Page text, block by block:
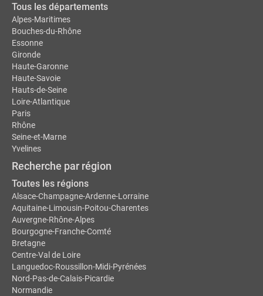
Tous les départements
Alpes-Maritimes
Bouches-du-Rhône
Essonne
Gironde
Haute-Garonne
Haute-Savoie
Hauts-de-Seine
Loire-Atlantique
Paris
Rhône
Seine-et-Marne
Yvelines
Recherche par région
Toutes les régions
Alsace-Champagne-Ardenne-Lorraine
Aquitaine-Limousin-Poitou-Charentes
Auvergne-Rhône-Alpes
Bourgogne-Franche-Comté
Bretagne
Centre-Val de Loire
Languedoc-Roussillon-Midi-Pyrénées
Nord-Pas-de-Calais-Picardie
Normandie